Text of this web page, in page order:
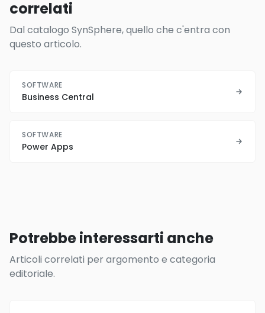
correlati
Dal catalogo SynSphere, quello che c'entra con
questo articolo.
SOFTWARE
Business Central
SOFTWARE
Power Apps
Potrebbe interessarti anche
Articoli correlati per argomento e categoria
editoriale.